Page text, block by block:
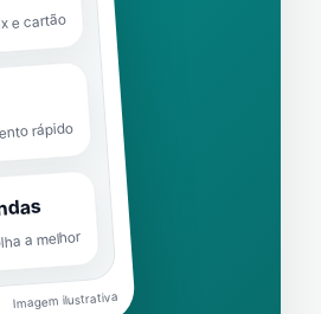
e cartão
rápido
a melhor
Imagem ilustrativa